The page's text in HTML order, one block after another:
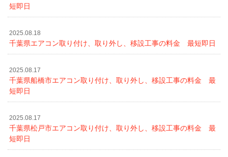
短即日
2025.08.18
千葉県エアコン取り付け、取り外し、移設工事の料金 最短即日
2025.08.17
千葉県船橋市エアコン取り付け、取り外し、移設工事の料金 最
短即日
2025.08.17
千葉県松戸市エアコン取り付け、取り外し、移設工事の料金 最
短即日